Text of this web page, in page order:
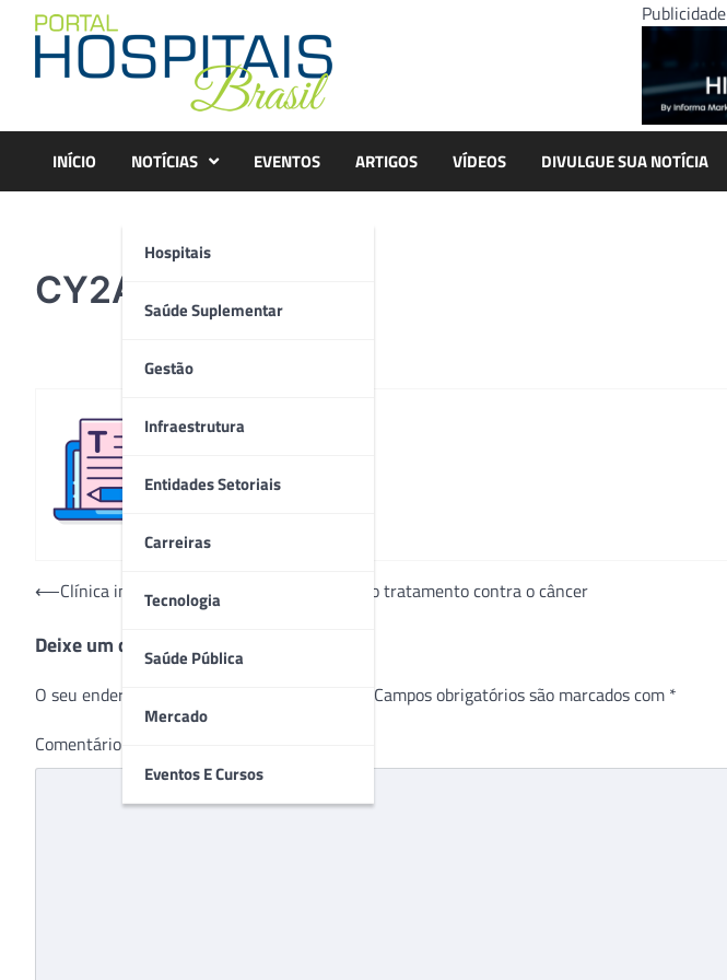
content
Publicidade
INÍCIO NOTÍCIAS
Hospitais
Saúde Suplementar
Gestão
Infraestrutura
Entidades Setoriais
Carreiras
Tecnologia
Saúde Pública
Mercado
Eventos E Cursos
EVENTOS ARTIGOS VÍDEOS DIVULGUE SUA NOTÍCIA
CY2A1566
Navegação
Post
⟵Clínica investe em segurança e conforto no tratamento contra o câncer
Deixe um comentário
O seu endereço de e-mail não será publicado. Campos obrigatórios são marcados com *
Comentário